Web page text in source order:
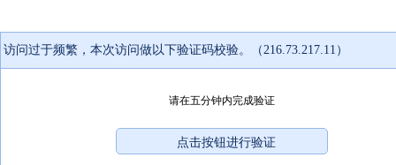
访问过于频繁，本次访问做以下验证码校验。（216.73.217.11）
请在五分钟内完成验证